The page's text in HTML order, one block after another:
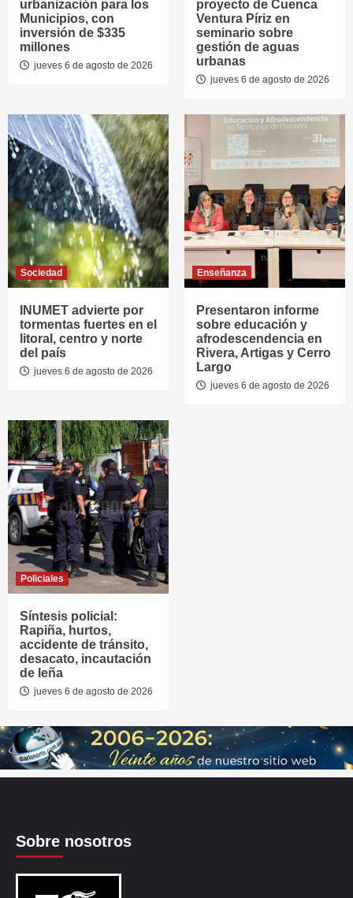
urbanización para los
Municipios, con
inversión de $335
millones
jueves 6 de agosto de 2026
proyecto de Cuenca
Ventura Píriz en
seminario sobre
gestión de aguas
urbanas
jueves 6 de agosto de 2026
Sociedad
INUMET advierte por
tormentas fuertes en el
litoral, centro y norte
del país
jueves 6 de agosto de 2026
Enseñanza
Presentaron informe
sobre educación y
afrodescendencia en
Rivera, Artigas y Cerro
Largo
jueves 6 de agosto de 2026
Policiales
Síntesis policial:
Rapiña, hurtos,
accidente de tránsito,
desacato, incautación
de leña
jueves 6 de agosto de 2026
Sobre nosotros